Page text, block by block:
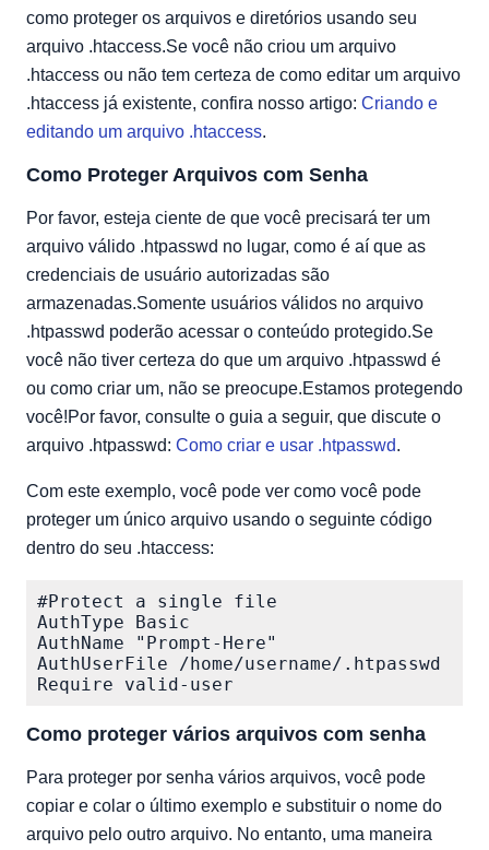
como proteger os arquivos e diretórios usando seu
arquivo .htaccess.Se você não criou um arquivo
.htaccess ou não tem certeza de como editar um arquivo
.htaccess já existente, confira nosso artigo: Criando e
editando um arquivo .htaccess.
Como Proteger Arquivos com Senha
Por favor, esteja ciente de que você precisará ter um
arquivo válido .htpasswd no lugar, como é aí que as
credenciais de usuário autorizadas são
armazenadas.Somente usuários válidos no arquivo
.htpasswd poderão acessar o conteúdo protegido.Se
você não tiver certeza do que um arquivo .htpasswd é
ou como criar um, não se preocupe.Estamos protegendo
você!Por favor, consulte o guia a seguir, que discute o
arquivo .htpasswd: Como criar e usar .htpasswd.
Com este exemplo, você pode ver como você pode
proteger um único arquivo usando o seguinte código
dentro do seu .htaccess:
#Protect a single file
AuthType Basic
AuthName "Prompt-Here"
AuthUserFile /home/username/.htpasswd
Como proteger vários arquivos com senha
Para proteger por senha vários arquivos, você pode
copiar e colar o último exemplo e substituir o nome do
arquivo pelo outro arquivo. No entanto, uma maneira